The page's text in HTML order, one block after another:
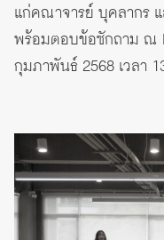
แก่คณาจารย์ บุคลากร
พร้อมตอบข้อซักถาม ณ
กุมภาพันธ์ 2568 เวลา